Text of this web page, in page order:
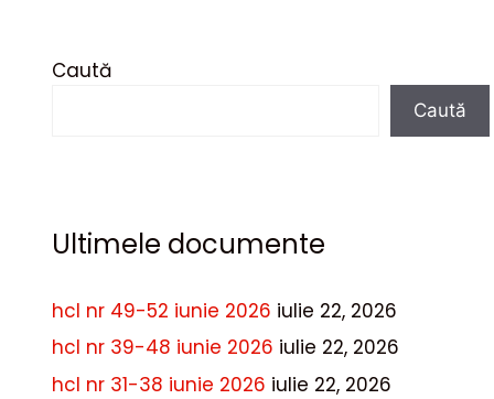
Caută
Caută
Ultimele documente
hcl nr 49-52 iunie 2026 iulie 22, 2026
hcl nr 39-48 iunie 2026 iulie 22, 2026
hcl nr 31-38 iunie 2026 iulie 22, 2026